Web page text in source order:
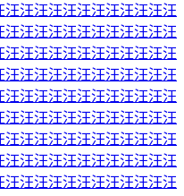
汪汪汪汪汪汪汪汪汪汪汪
汪汪汪汪汪汪汪汪汪汪汪
汪汪汪汪汪汪汪汪汪汪汪
汪汪汪汪汪汪汪汪汪汪汪
汪汪汪汪汪汪汪汪汪汪汪
汪汪汪汪汪汪汪汪汪汪汪
汪汪汪汪汪汪汪汪汪汪汪
汪汪汪汪汪汪汪汪汪汪汪
汪汪汪汪汪汪汪汪汪汪汪